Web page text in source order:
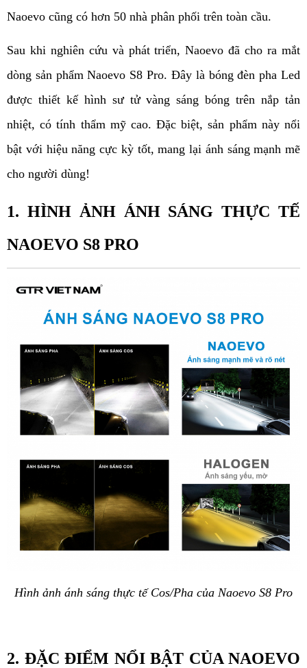
Naoevo cũng có hơn 50 nhà phân phối trên toàn cầu.
Sau khi nghiên cứu và phát triển, Naoevo đã cho ra mắt
dòng sản phẩm Naoevo S8 Pro. Đây là bóng đèn pha Led
được thiết kế hình sư tử vàng sáng bóng trên nắp tản
nhiệt, có tính thẩm mỹ cao. Đặc biệt, sản phẩm này nổi
bật với hiệu năng cực kỳ tốt, mang lại ánh sáng mạnh mẽ
cho người dùng!
1. HÌNH ẢNH ÁNH SÁNG THỰC TẾ
NAOEVO S8 PRO
Hình ảnh ánh sáng thực tế Cos/Pha của Naoevo S8 Pro
2. ĐẶC ĐIỂM NỔI BẬT CỦA NAOEVO